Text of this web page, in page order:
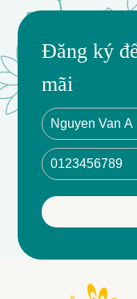
Đăng ký
mãi